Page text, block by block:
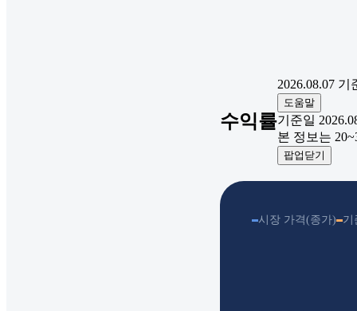
수익률
2026.08.07 기
도움말
기준일
본 정보는
팝업닫기
시장 가격(종가) 기